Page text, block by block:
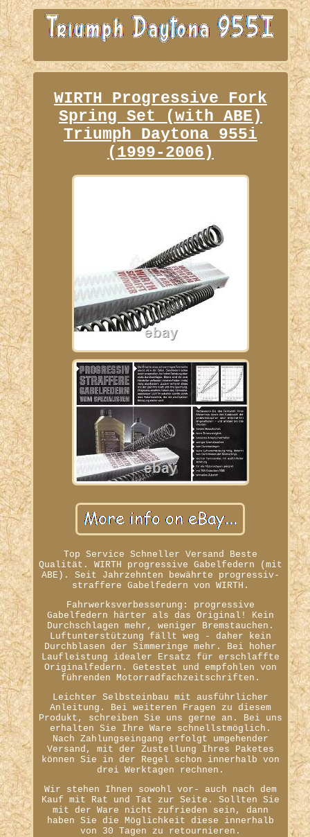
WIRTH Progressive Fork
Spring Set (with ABE)
Triumph Daytona 955i
(1999-2006)
Top Service Schneller Versand Beste
Qualität. WIRTH progressive Gabelfedern (mit
ABE). Seit Jahrzehnten bewährte progressiv-
straffere Gabelfedern von WIRTH.
Fahrwerksverbesserung: progressive
Gabelfedern härter als das Original! Kein
Durchschlagen mehr, weniger Bremstauchen.
Luftunterstützung fällt weg - daher kein
Durchblasen der Simmeringe mehr. Bei hoher
Laufleistung idealer Ersatz für erschlaffte
Originalfedern. Getestet und empfohlen von
führenden Motorradfachzeitschriften.
Leichter Selbsteinbau mit ausführlicher
Anleitung. Bei weiteren Fragen zu diesem
Produkt, schreiben Sie uns gerne an. Bei uns
erhalten Sie Ihre Ware schnellstmöglich.
Nach Zahlungseingang erfolgt umgehender
Versand, mit der Zustellung Ihres Paketes
können Sie in der Regel schon innerhalb von
drei Werktagen rechnen.
Wir stehen Ihnen sowohl vor- auch nach dem
Kauf mit Rat und Tat zur Seite. Sollten Sie
mit der Ware nicht zufrieden sein, dann
haben Sie die Möglichkeit diese innerhalb
von 30 Tagen zu retournieren.